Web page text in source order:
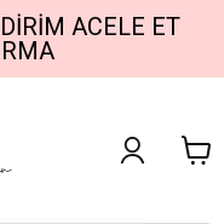
ACELE ET